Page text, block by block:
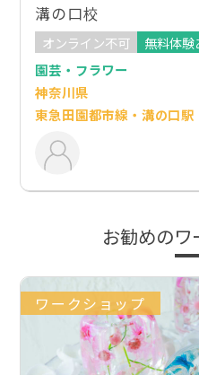
溝の口校
オンライン不可
無料体験
園芸・フラワー
神奈川県
東急田園都市線・溝の口駅
お勧めの
ワークショップ